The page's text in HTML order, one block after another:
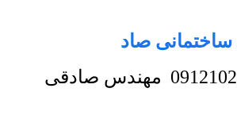
صاد
مهندس صادقی